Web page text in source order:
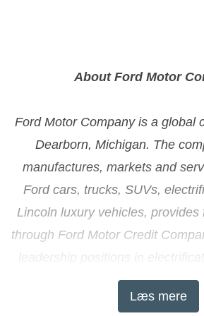
About Ford Motor
Ford Motor Company is a global
Dearborn, Michigan. The
manufactures, markets and
Ford cars, trucks, SUVs,
Lincoln luxury vehicles, provides
through Ford Motor Credit
leadership positions in
vehicles and mobility
approximately 191,000 people
Læs mere